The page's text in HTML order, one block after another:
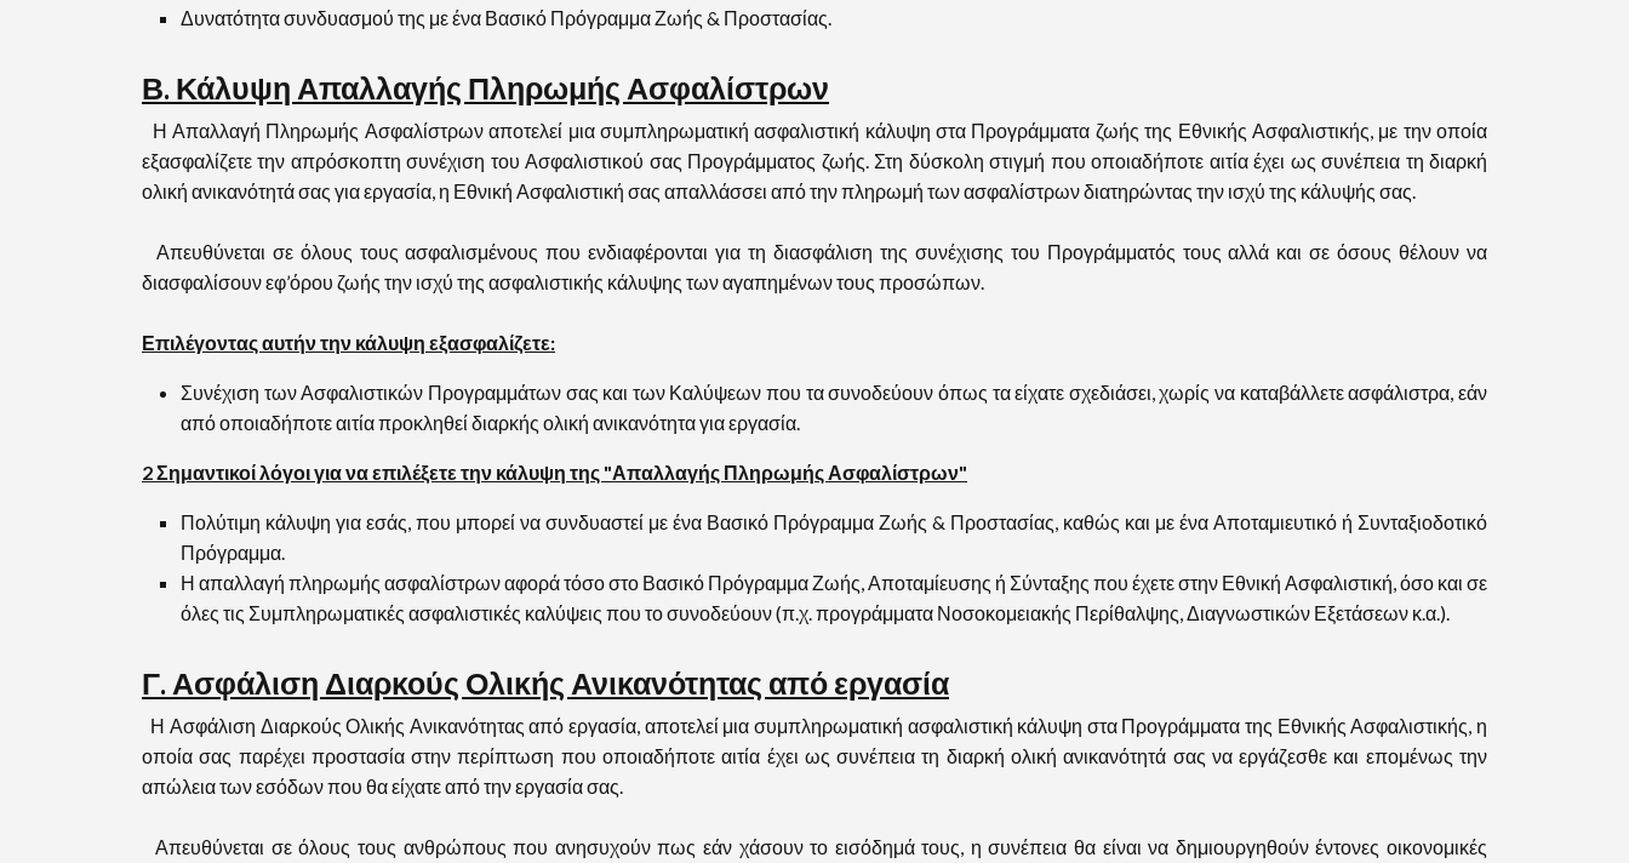
Δυνατότητα συνδυασμού της με ένα Βασικό Πρόγραμμα Ζωής & Προστασίας.
Β. Κάλυψη Απαλλαγής Πληρωμής Ασφαλίστρων
Η Απαλλαγή Πληρωμής Ασφαλίστρων αποτελεί μια συμπληρωματική ασφαλιστική κάλυψη στα Προγράμματα ζωής της Εθνικής Ασφαλιστικής, με την οποία
εξασφαλίζετε την απρόσκοπτη συνέχιση του Ασφαλιστικού σας Προγράμματος ζωής. Στη δύσκολη στιγμή που οποιαδήποτε αιτία έχει ως συνέπεια τη διαρκή
ολική ανικανότητά σας για εργασία, η Εθνική Ασφαλιστική σας απαλλάσσει από την πληρωμή των ασφαλίστρων διατηρώντας την ισχύ της κάλυψής σας.
Απευθύνεται σε όλους τους ασφαλισμένους που ενδιαφέρονται για τη διασφάλιση της συνέχισης του Προγράμματός τους αλλά και σε όσους θέλουν να
διασφαλίσουν εφ’όρου ζωής την ισχύ της ασφαλιστικής κάλυψης των αγαπημένων τους προσώπων.
Επιλέγοντας αυτήν την κάλυψη εξασφαλίζετε:
Συνέχιση των Ασφαλιστικών Προγραμμάτων σας και των Καλύψεων που τα συνοδεύουν όπως τα είχατε σχεδιάσει, χωρίς να καταβάλλετε ασφάλιστρα, εάν
από οποιαδήποτε αιτία προκληθεί διαρκής ολική ανικανότητα για εργασία.
2 Σημαντικοί λόγοι για να επιλέξετε την κάλυψη της "Απαλλαγής Πληρωμής Ασφαλίστρων"
Πολύτιμη κάλυψη για εσάς, που μπορεί να συνδυαστεί με ένα Βασικό Πρόγραμμα Ζωής & Προστασίας, καθώς και με ένα Αποταμιευτικό ή Συνταξιοδοτικό
Πρόγραμμα.
Η απαλλαγή πληρωμής ασφαλίστρων αφορά τόσο στο Βασικό Πρόγραμμα Ζωής, Αποταμίευσης ή Σύνταξης που έχετε στην Εθνική Ασφαλιστική, όσο και σε
όλες τις Συμπληρωματικές ασφαλιστικές καλύψεις που το συνοδεύουν (π.χ. προγράμματα Νοσοκομειακής Περίθαλψης, Διαγνωστικών Εξετάσεων κ.α.).
Γ. Ασφάλιση Διαρκούς Ολικής Ανικανότητας από εργασία
Η Ασφάλιση Διαρκούς Ολικής Ανικανότητας από εργασία, αποτελεί μια συμπληρωματική ασφαλιστική κάλυψη στα Προγράμματα της Εθνικής Ασφαλιστικής, η
οποία σας παρέχει προστασία στην περίπτωση που οποιαδήποτε αιτία έχει ως συνέπεια τη διαρκή ολική ανικανότητά σας να εργάζεσθε και επομένως την
απώλεια των εσόδων που θα είχατε από την εργασία σας.
Απευθύνεται σε όλους τους ανθρώπους που ανησυχούν πως εάν χάσουν το εισόδημά τους, η συνέπεια θα είναι να δημιουργηθούν έντονες οικονομικές